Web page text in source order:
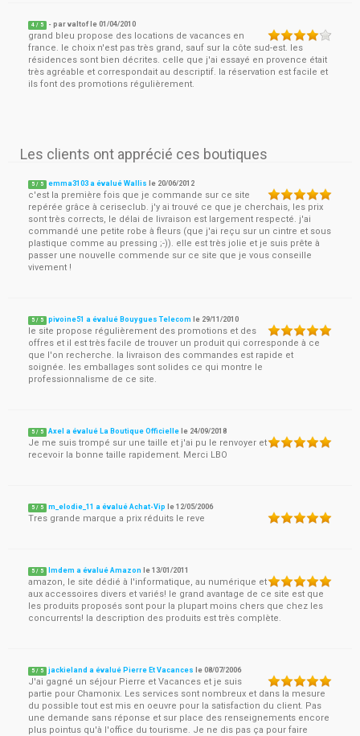
4 / 5 - parvaltofle01/04/2010
grand bleu propose des locations de vacances en
france. le choix n'est pas très grand, sauf sur la côte sud-est. les
résidences sont bien décrites. celle que j'ai essayé en provence était
très agréable et correspondait au descriptif. la réservation est facile et
ils font des promotions régulièrement.
Les clients ont apprécié ces boutiques
5 / 5 emma3103 a évalué Wallis le 20/06/2012
c'est la première fois que je commande sur ce site
repérée grâce à ceriseclub. j'y ai trouvé ce que je cherchais, les prix
sont très corrects, le délai de livraison est largement respecté. j'ai
commandé une petite robe à fleurs (que j'ai reçu sur un cintre et sous
plastique comme au pressing ;-)). elle est très jolie et je suis prête à
passer une nouvelle commende sur ce site que je vous conseille
vivement !
5 / 5 pivoine51 a évalué Bouygues Telecom le 29/11/2010
le site propose régulièrement des promotions et des
offres et il est très facile de trouver un produit qui corresponde à ce
que l'on recherche. la livraison des commandes est rapide et
soignée. les emballages sont solides ce qui montre le
professionnalisme de ce site.
5 / 5 Axel a évalué La Boutique Officielle le 24/09/2018
Je me suis trompé sur une taille et j'ai pu le renvoyer et
recevoir la bonne taille rapidement. Merci LBO
5 / 5 m_elodie_11 a évalué Achat-Vip le12/05/2006
Tres grande marque a prix réduits le reve
5 / 5 lmdem a évalué Amazon le13/01/2011
amazon, le site dédié à l'informatique, au numérique et
aux accessoires divers et variés! le grand avantage de ce site est que
les produits proposés sont pour la plupart moins chers que chez les
concurrents! la description des produits est très complète.
5 / 5 jackieland a évalué Pierre Et Vacances le08/07/2006
J'ai gagné un séjour Pierre et Vacances et je suis
partie pour Chamonix. Les services sont nombreux et dans la mesure
du possible tout est mis en oeuvre pour la satisfaction du client. Pas
une demande sans réponse et sur place des renseignements encore
plus pointus qu'à l'office du tourisme. Je ne dis pas ça pour faire